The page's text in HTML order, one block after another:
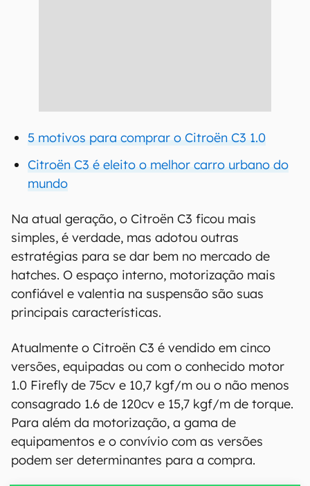
5 motivos para comprar o Citroën C3 1.0
Citroën C3 é eleito o melhor carro urbano do
mundo
Na atual geração, o Citroën C3 ficou mais
simples, é verdade, mas adotou outras
estratégias para se dar bem no mercado de
hatches. O espaço interno, motorização mais
confiável e valentia na suspensão são suas
principais características.
Atualmente o Citroën C3 é vendido em cinco
versões, equipadas ou com o conhecido motor
1.0 Firefly de 75cv e 10,7 kgf/m ou o não menos
consagrado 1.6 de 120cv e 15,7 kgf/m de torque.
Para além da motorização, a gama de
equipamentos e o convívio com as versões
podem ser determinantes para a compra.